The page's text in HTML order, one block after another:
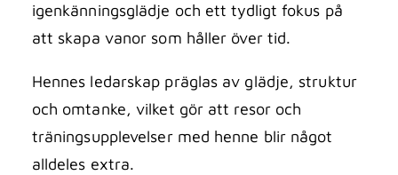
igenkänningsglädje och ett tydligt fokus på
att skapa vanor som håller över tid.
Hennes ledarskap präglas av glädje, struktur
och omtanke, vilket gör att resor och
träningsupplevelser med henne blir något
alldeles extra.